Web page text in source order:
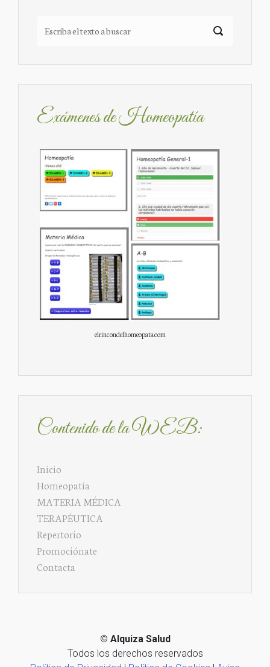
Exámenes de Homeopatía
elrincondelhomeopata.com
Contenido de la WEB:
Inicio
Homeopatía
MATERIA MÉDICA
TERAPÉUTICA
Repertorio
Promociónate
Contacta
© Alquiza Salud
Todos los derechos reservados